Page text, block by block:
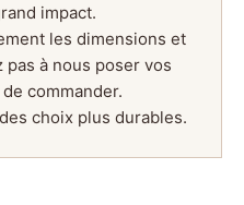
impact.
les dimensions et
pas à nous poser vos
commander.
choix plus durables.